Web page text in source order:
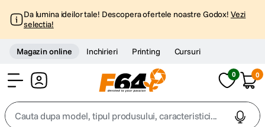
Da lumina ideilor tale! Descopera ofertele noastre Godox! Vezi
selectia!
Magazin online Inchirieri Printing Cursuri
0 0
Cauta dupa model, tipul produsului, caracteristici...